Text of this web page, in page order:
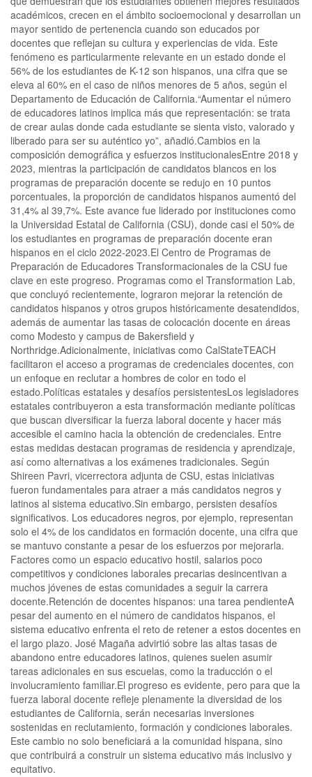
académicos, crecen en el ámbito socioemocional y desarrollan un
mayor sentido de pertenencia cuando son educados por
docentes que reflejan su cultura y experiencias de vida. Este
fenómeno es particularmente relevante en un estado donde el
56% de los estudiantes de K-12 son hispanos, una cifra que se
eleva al 60% en el caso de niños menores de 5 años, según el
Departamento de Educación de California.“Aumentar el número
de educadores latinos implica más que representación: se trata
de crear aulas donde cada estudiante se sienta visto, valorado y
liberado para ser su auténtico yo”, añadió.Cambios en la
composición demográfica y esfuerzos institucionalesEntre 2018 y
2023, mientras la participación de candidatos blancos en los
programas de preparación docente se redujo en 10 puntos
porcentuales, la proporción de candidatos hispanos aumentó del
31,4% al 39,7%. Este avance fue liderado por instituciones como
la Universidad Estatal de California (CSU), donde casi el 50% de
los estudiantes en programas de preparación docente eran
hispanos en el ciclo 2022-2023.El Centro de Programas de
Preparación de Educadores Transformacionales de la CSU fue
clave en este progreso. Programas como el Transformation Lab,
que concluyó recientemente, lograron mejorar la retención de
candidatos hispanos y otros grupos históricamente desatendidos,
además de aumentar las tasas de colocación docente en áreas
como Modesto y campus de Bakersfield y
Northridge.Adicionalmente, iniciativas como CalStateTEACH
facilitaron el acceso a programas de credenciales docentes, con
un enfoque en reclutar a hombres de color en todo el
estado.Políticas estatales y desafíos persistentesLos legisladores
estatales contribuyeron a esta transformación mediante políticas
que buscan diversificar la fuerza laboral docente y hacer más
accesible el camino hacia la obtención de credenciales. Entre
estas medidas destacan programas de residencia y aprendizaje,
así como alternativas a los exámenes tradicionales. Según
Shireen Pavri, vicerrectora adjunta de CSU, estas iniciativas
fueron fundamentales para atraer a más candidatos negros y
latinos al sistema educativo.Sin embargo, persisten desafíos
significativos. Los educadores negros, por ejemplo, representan
solo el 4% de los candidatos en formación docente, una cifra que
se mantuvo constante a pesar de los esfuerzos por mejorarla.
Factores como un espacio educativo hostil, salarios poco
competitivos y condiciones laborales precarias desincentivan a
muchos jóvenes de estas comunidades a seguir la carrera
docente.Retención de docentes hispanos: una tarea pendienteA
pesar del aumento en el número de candidatos hispanos, el
sistema educativo enfrenta el reto de retener a estos docentes en
el largo plazo. José Magaña advirtió sobre las altas tasas de
abandono entre educadores latinos, quienes suelen asumir
tareas adicionales en sus escuelas, como la traducción o el
involucramiento familiar.El progreso es evidente, pero para que la
fuerza laboral docente refleje plenamente la diversidad de los
estudiantes de California, serán necesarias inversiones
sostenidas en reclutamiento, formación y condiciones laborales.
Este cambio no solo beneficiará a la comunidad hispana, sino
que contribuirá a construir un sistema educativo más inclusivo y
equitativo.